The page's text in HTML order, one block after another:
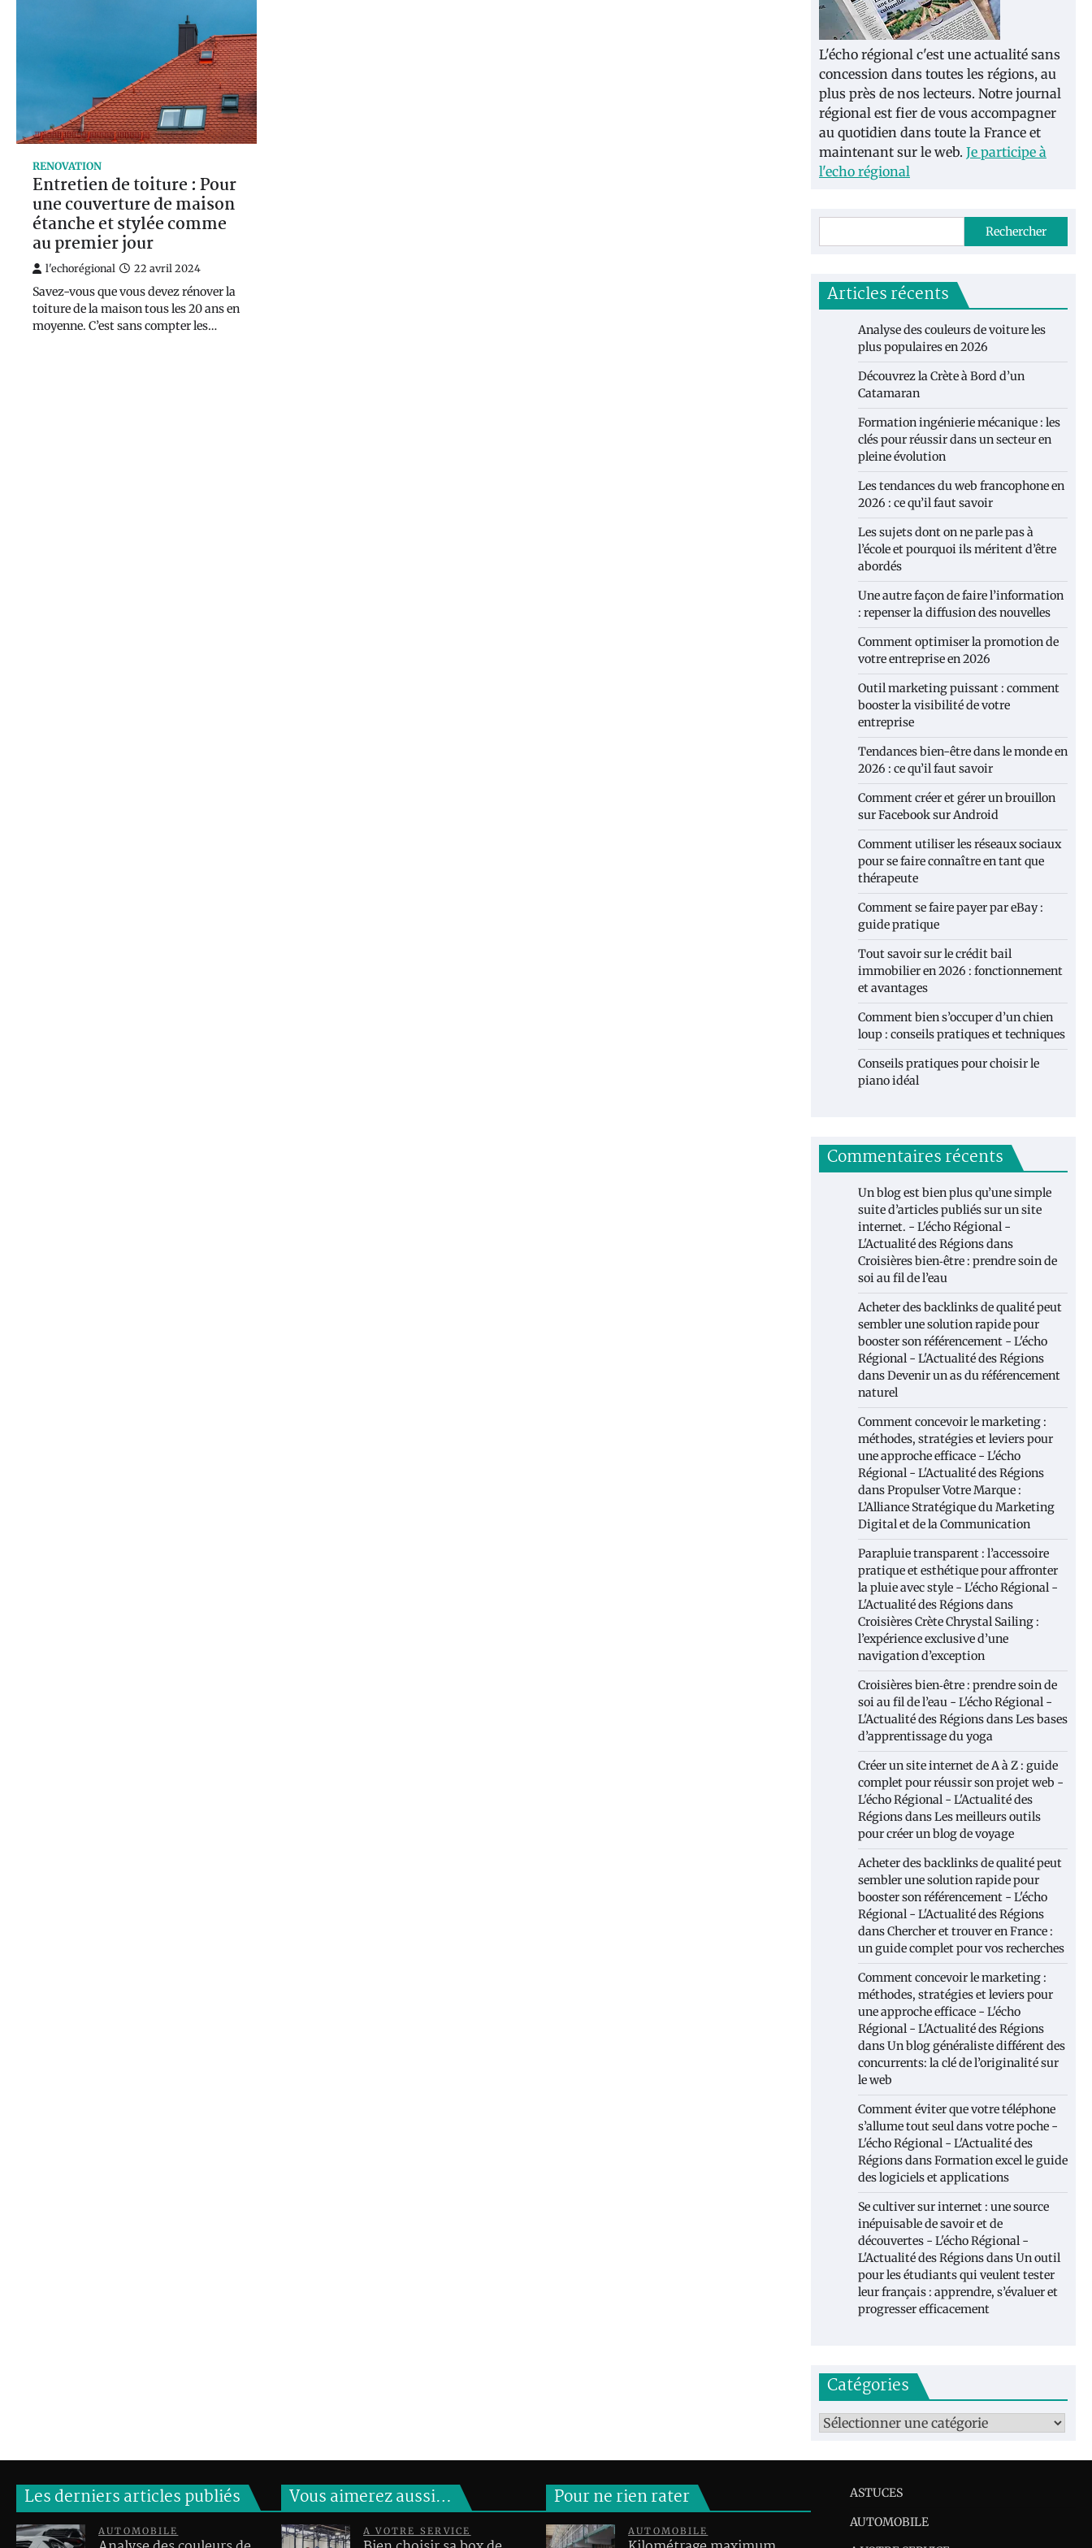
RENOVATION
Entretien de toiture : Pour
une couverture de maison
étanche et stylée comme
au premier jour
l'echorégional 22 avril 2024
Savez-vous que vous devez rénover la
toiture de la maison tous les 20 ans en
moyenne. C’est sans compter les…
L'écho régional c'est une actualité sans
concession dans toutes les régions, au
plus près de nos lecteurs. Notre journal
régional est fier de vous accompagner
au quotidien dans toute la France et
maintenant sur le web. Je participe à
l'echo régional
Rechercher
Articles récents
Analyse des couleurs de voiture les
plus populaires en 2026
Découvrez la Crète à Bord d’un
Catamaran
Formation ingénierie mécanique : les
clés pour réussir dans un secteur en
pleine évolution
Les tendances du web francophone en
2026 : ce qu’il faut savoir
Les sujets dont on ne parle pas à
l’école et pourquoi ils méritent d’être
abordés
Une autre façon de faire l’information
: repenser la diffusion des nouvelles
Comment optimiser la promotion de
votre entreprise en 2026
Outil marketing puissant : comment
booster la visibilité de votre
entreprise
Tendances bien-être dans le monde en
2026 : ce qu’il faut savoir
Comment créer et gérer un brouillon
sur Facebook sur Android
Comment utiliser les réseaux sociaux
pour se faire connaître en tant que
thérapeute
Comment se faire payer par eBay :
guide pratique
Tout savoir sur le crédit bail
immobilier en 2026 : fonctionnement
et avantages
Comment bien s’occuper d’un chien
loup : conseils pratiques et techniques
Conseils pratiques pour choisir le
piano idéal
Commentaires récents
Un blog est bien plus qu’une simple
suite d’articles publiés sur un site
internet. - L'écho Régional -
L'Actualité des Régionsdans
Croisières bien‑être : prendre soin de
soi au fil de l’eau
Acheter des backlinks de qualité peut
sembler une solution rapide pour
booster son référencement - L'écho
Régional - L'Actualité des Régions
dansDevenir un as du référencement
naturel
Comment concevoir le marketing :
méthodes, stratégies et leviers pour
une approche efficace - L'écho
Régional - L'Actualité des Régions
dansPropulser Votre Marque :
L’Alliance Stratégique du Marketing
Digital et de la Communication
Parapluie transparent : l’accessoire
pratique et esthétique pour affronter
la pluie avec style - L'écho Régional -
L'Actualité des Régionsdans
Croisières Crète Chrystal Sailing :
l’expérience exclusive d’une
navigation d’exception
Croisières bien‑être : prendre soin de
soi au fil de l’eau - L'écho Régional -
L'Actualité des RégionsdansLes bases
d’apprentissage du yoga
Créer un site internet de A à Z : guide
complet pour réussir son projet web -
L'écho Régional - L'Actualité des
RégionsdansLes meilleurs outils
pour créer un blog de voyage
Acheter des backlinks de qualité peut
sembler une solution rapide pour
booster son référencement - L'écho
Régional - L'Actualité des Régions
dansChercher et trouver en France :
un guide complet pour vos recherches
Comment concevoir le marketing :
méthodes, stratégies et leviers pour
une approche efficace - L'écho
Régional - L'Actualité des Régions
dansUn blog généraliste différent des
concurrents: la clé de l’originalité sur
le web
Comment éviter que votre téléphone
s’allume tout seul dans votre poche -
L'écho Régional - L'Actualité des
RégionsdansFormation excel le guide
des logiciels et applications
Se cultiver sur internet : une source
inépuisable de savoir et de
découvertes - L'écho Régional -
L'Actualité des RégionsdansUn outil
pour les étudiants qui veulent tester
leur français : apprendre, s’évaluer et
progresser efficacement
Catégories
Catégories
Les derniers articles publiés
AUTOMOBILE
Vous aimerez aussi…
A VOTRE SERVICE
Pour ne rien rater
AUTOMOBILE
ASTUCES
AUTOMOBILE